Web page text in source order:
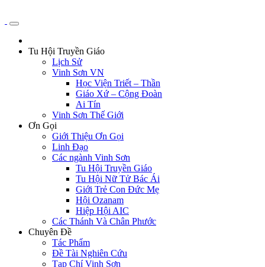
Tu Hội Truyền Giáo
Lịch Sử
Vinh Sơn VN
Học Viện Triết – Thần
Giáo Xứ – Cộng Đoàn
Ai Tín
Vinh Sơn Thế Giới
Ơn Gọi
Giới Thiệu Ơn Gọi
Linh Đạo
Các ngành Vinh Sơn
Tu Hội Truyền Giáo
Tu Hội Nữ Tử Bác Ái
Giới Trẻ Con Đức Mẹ
Hội Ozanam
Hiệp Hội AIC
Các Thánh Và Chân Phước
Chuyên Đề
Tác Phẩm
Đề Tài Nghiên Cứu
Tạp Chí Vinh Sơn